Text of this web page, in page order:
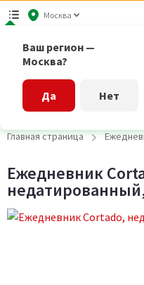
Москва
Ваш регион —
Москва?
Да Нет
Главная страница
Ежедневник